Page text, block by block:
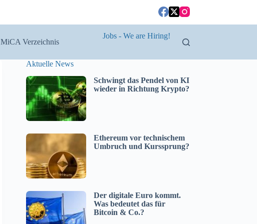
MiCA Verzeichnis
Jobs - We are Hiring!
Aktuelle News
Schwingt das Pendel von KI
wieder in Richtung Krypto?
Ethereum vor technischem
Umbruch und Kurssprung?
Der digitale Euro kommt.
Was bedeutet das für
Bitcoin & Co.?